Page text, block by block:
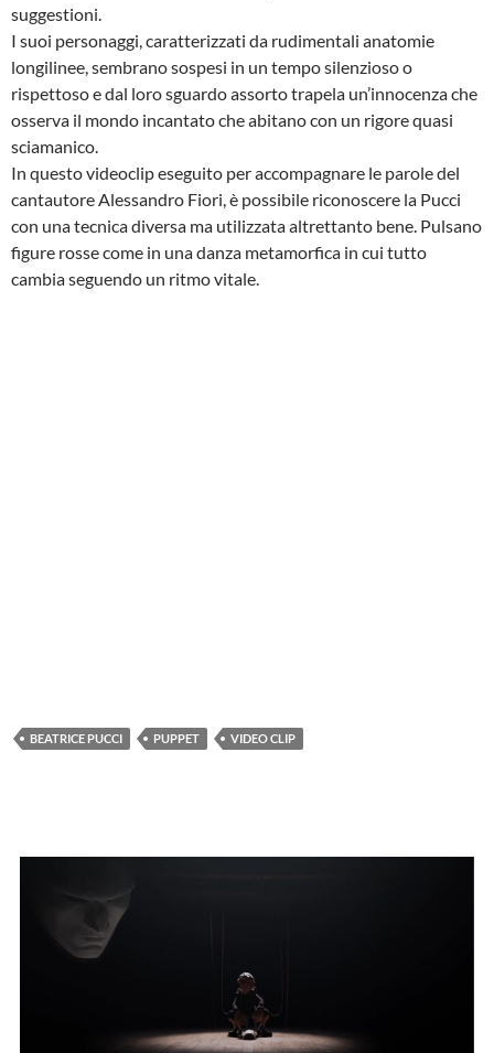
suggestioni.
I suoi personaggi, caratterizzati da rudimentali anatomie
longilinee, sembrano sospesi in un tempo silenzioso o
rispettoso e dal loro sguardo assorto trapela un’innocenza che
osserva il mondo incantato che abitano con un rigore quasi
sciamanico.
In questo videoclip eseguito per accompagnare le parole del
cantautore Alessandro Fiori, è possibile riconoscere la Pucci
con una tecnica diversa ma utilizzata altrettanto bene. Pulsano
figure rosse come in una danza metamorfica in cui tutto
cambia seguendo un ritmo vitale.
BEATRICE PUCCI PUPPET VIDEO CLIP